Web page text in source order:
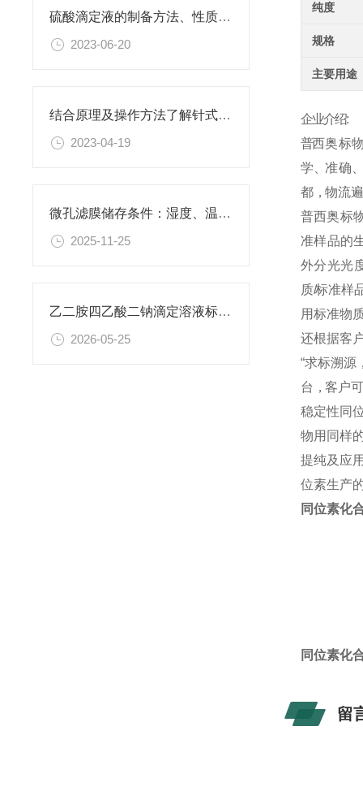
硫酸滴定液的制备方法、性质、使用注意事项以及应用领域
2023-06-20
结合原理及操作方法了解针式过滤器
2023-04-19
微孔滤膜储存条件：湿度、温度与有效期管理指南
2025-11-25
乙二胺四乙酸二钠滴定溶液标准物质的制备与应用指南
2026-05-25
纯度
规格
主要用途
企业介绍:
普西奥标物
学 、准 确
都 ，物 流
普西奥标
准样品的
外 分 光 光
质/标 准 样
用 标 准 物
还 根 据 客
“ 求 标 溯 源
台 ，客 户
稳定性同
物用同样
提纯及应
位素生产
同位素化
同位素化
留